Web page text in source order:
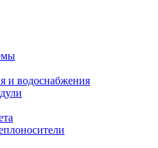
и водоснабжения